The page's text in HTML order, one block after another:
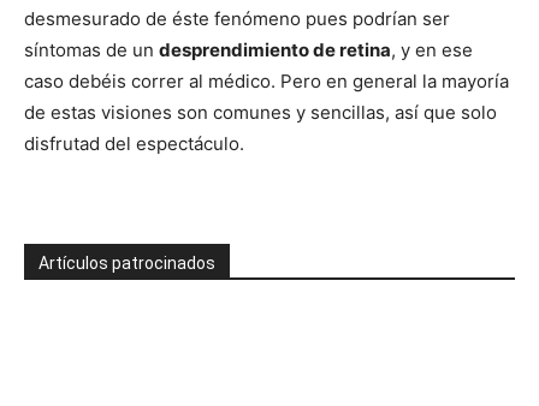
desmesurado de éste fenómeno pues podrían ser
síntomas de un desprendimiento de retina, y en ese
caso debéis correr al médico. Pero en general la mayoría
de estas visiones son comunes y sencillas, así que solo
disfrutad del espectáculo.
Artículos patrocinados